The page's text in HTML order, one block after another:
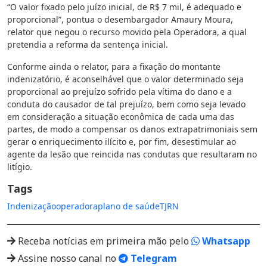
“O valor fixado pelo juízo inicial, de R$ 7 mil, é adequado e
proporcional”, pontua o desembargador Amaury Moura,
relator que negou o recurso movido pela Operadora, a qual
pretendia a reforma da sentença inicial.
Conforme ainda o relator, para a fixação do montante
indenizatório, é aconselhável que o valor determinado seja
proporcional ao prejuízo sofrido pela vítima do dano e a
conduta do causador de tal prejuízo, bem como seja levado
em consideração a situação econômica de cada uma das
partes, de modo a compensar os danos extrapatrimoniais sem
gerar o enriquecimento ilícito e, por fim, desestimular ao
agente da lesão que reincida nas condutas que resultaram no
litígio.
Tags
Indenizaçãooperadoraplano de saúdeTJRN
Receba notícias em primeira mão pelo
Whatsapp
Assine nosso canal no
Telegram